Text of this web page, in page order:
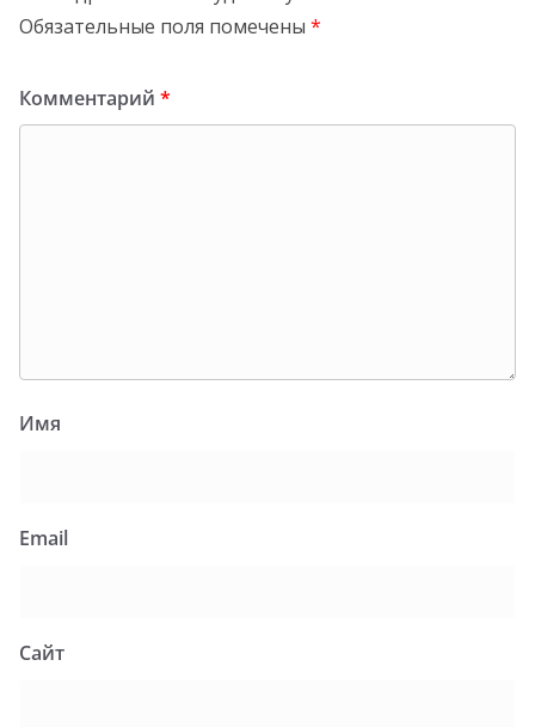
Обязательные поля помечены *
Комментарий *
Имя
Email
Сайт